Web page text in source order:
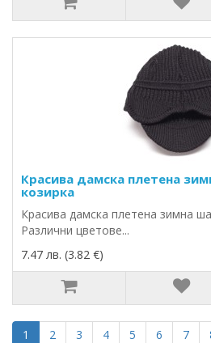
Красива дамска плетена
козирка
Красива дамска плетена зимна
Различни цветове...
7.47 лв. (3.82 €)
1 2 3 4 5 6 7